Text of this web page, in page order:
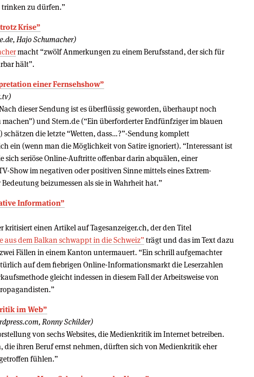
trinken zu dürfen.”
Krise”
Hajo Schumacher)
macht “zwölf Anmerkungen zu einem Berufsstand, der sich für
hält”.
einer Fernsehshow”
dieser Sendung ist es überflüssig geworden, überhaupt noch
machen”) und Stern.de (“Ein überforderter Endfünfziger im blauen
schätzen die letzte “Wetten, dass…?”-Sendung komplett
ein (wenn man die Möglichkeit von Satire ignoriert). “Interessant ist
sich seriöse Online-Auftritte offenbar darin abquälen, einer
Show im negativen oder positiven Sinne mittels eines Extrem-
beizumessen als sie in Wahrheit hat.”
Information”
kritisiert einen Artikel auf Tagesanzeiger.ch, der den Titel
aus dem Balkan schwappt in die Schweiz”trägt und das im Text dazu
Fällen in einem Kanton untermauert. “Ein schrill aufgemachter
auf dem fiebrigen Online-Informationsmarkt die Leserzahlen
gleicht indessen in diesem Fall der Arbeitsweise von
im Web”
Ronny Schilder)
von sechs Websites, die Medienkritik im Internet betreiben.
die ihren Beruf ernst nehmen, dürften sich von Medienkritik eher
fühlen.”